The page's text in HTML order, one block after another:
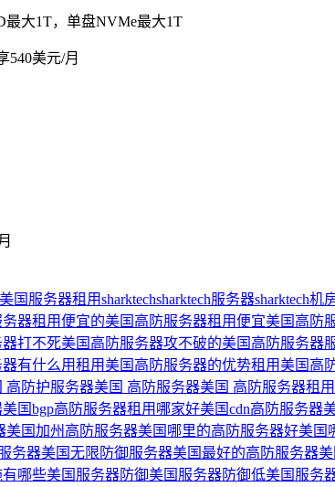
最大1T，单盘NVMe最大1T
540美元/月
国服务器租用sharktechsharktech服务器sharktech机
器租用便宜的美国高防服务器租用便宜美国高防
器打不死美国高防服务器攻不破的美国高防服务器
有什么用租用美国高防服务器的优势租用美国高
高防护服务器美国 高防服务器美国 高防服务器租用
美国bgp高防服务器租用哪家好美国cdn高防服务器
美国加州高防服务器美国哪里的高防服务器好美国
务器美国无限防御服务器美国最好的高防服务器
哪些美国服务器防御美国服务器防御低美国服务